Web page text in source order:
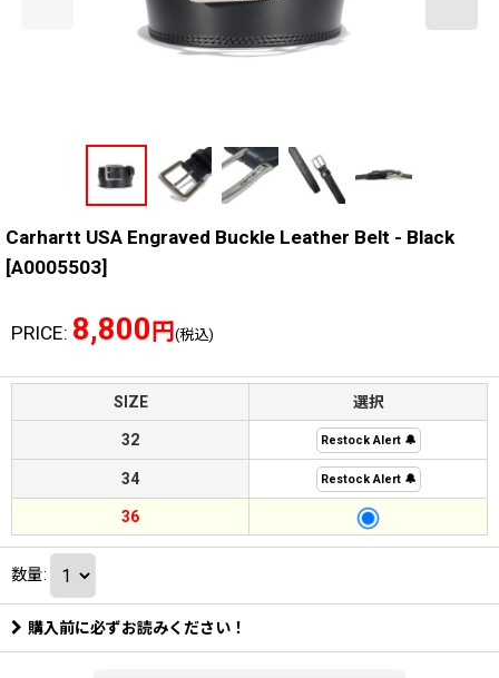
Carhartt USA Engraved Buckle Leather Belt - Black
[A0005503]
PRICE: 8,800円(税込)
SIZE 選択
32 Restock Alert 🔔
34 Restock Alert 🔔
36
数量:
購入前に必ずお読みください！